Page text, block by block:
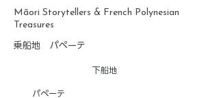
Mãori Storytellers & French Polynesian
Treasures
乗船地 パペーテ
下船地
パペーテ